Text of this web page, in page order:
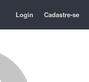
Login Cadastre-se